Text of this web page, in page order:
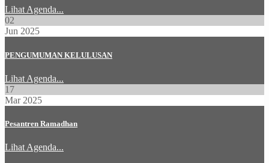
Lihat Agenda...
02
Jun 2025
PENGUMUMAN KELULUSAN
Lihat Agenda...
17
Mar 2025
Pesantren Ramadhan
Lihat Agenda...